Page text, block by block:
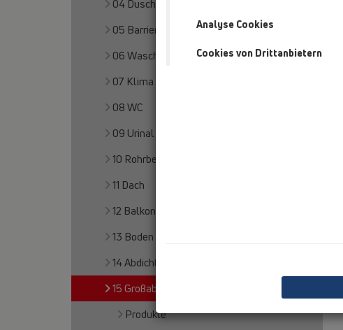
04 Duschtassen
05 Barrierefreie Duschen
06 Waschgeräte
07 Klima und Lüftung
08 WC
09 Urinal
10 Rohrbelüfter
11 Dach
12 Balkon und Terrasse
13 Boden
14 Abdichtgarnituren/Aufstockelemente
15 Großabläufe
Produkte
Analyse Cookies
Cookies von Drittanbietern